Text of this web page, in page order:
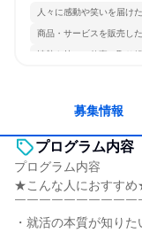
人々に感動や笑いを届け
商品・サービスを販売し
情熱を持って仕事に取り組
募集情報
プログラム内容
プログラム内容
★こんな人におすす
￣￣￣￣￣￣￣￣￣￣
・就活の本質が知りた